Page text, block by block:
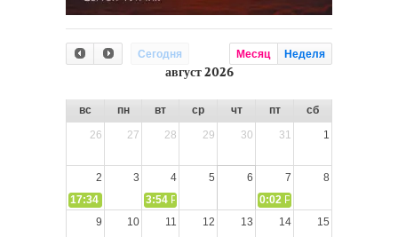
Сегодня Месяц Неделя
август 2026
вс пн вт ср чт пт
сб
26
27 28 29 30 31 1
2 3 4 5 6 7
8
17:34
СЛОВО из СЛОВА – «Ищите Господа, призывайте Его»
3:54 РАЗМЫШЛЕНИЕ: Дух Святой не угашайте!
0:02 РАЗМЫШЛЕНИЯ: Дух
9
10 11 12 13 14 15